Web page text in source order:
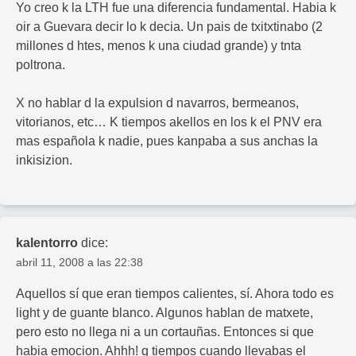
Yo creo k la LTH fue una diferencia fundamental. Habia k
oir a Guevara decir lo k decia. Un pais de txitxtinabo (2
millones d htes, menos k una ciudad grande) y tnta
poltrona.
X no hablar d la expulsion d navarros, bermeanos,
vitorianos, etc… K tiempos akellos en los k el PNV era
mas española k nadie, pues kanpaba a sus anchas la
inkisizion.
kalentorro dice:
abril 11, 2008 a las 22:38
Aquellos sí que eran tiempos calientes, sí. Ahora todo es
light y de guante blanco. Algunos hablan de matxete,
pero esto no llega ni a un cortauñas. Entonces si que
habia emocion. Ahhh! q tiempos cuando llevabas el